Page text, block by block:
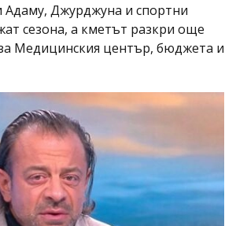
Адаму, Джурджуна и спортни
сезона, а кметът разкри още
Медицинския център, бюджета и